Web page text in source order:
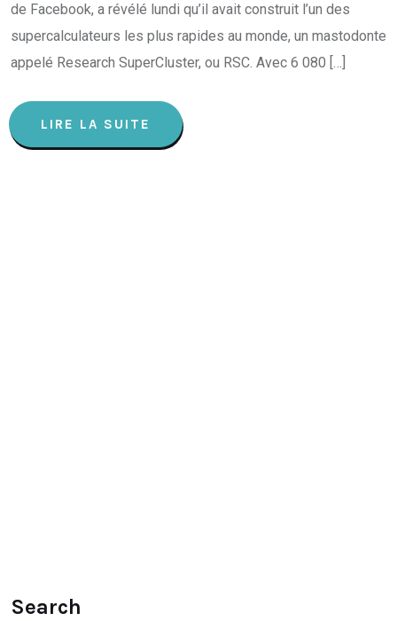
de Facebook, a révélé lundi qu’il avait construit l’un des
supercalculateurs les plus rapides au monde, un mastodonte
appelé Research SuperCluster, ou RSC. Avec 6 080 […]
LIRE LA SUITE
Search